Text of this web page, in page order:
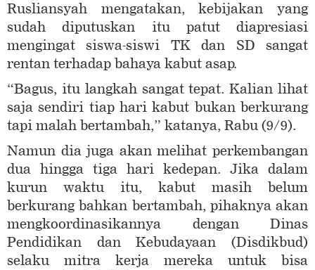
Rusliansyah mengatakan, kebijakan yang
sudah diputuskan itu patut diapresiasi
mengingat siswa-siswi TK dan SD sangat
rentan terhadap bahaya kabut asap.
“Bagus, itu langkah sangat tepat. Kalian lihat
saja sendiri tiap hari kabut bukan berkurang
tapi malah bertambah,” katanya, Rabu (9/9).
Namun dia juga akan melihat perkembangan
dua hingga tiga hari kedepan. Jika dalam
kurun waktu itu, kabut masih belum
berkurang bahkan bertambah, pihaknya akan
mengkoordinasikannya dengan Dinas
Pendidikan dan Kebudayaan (Disdikbud)
selaku mitra kerja mereka untuk bisa